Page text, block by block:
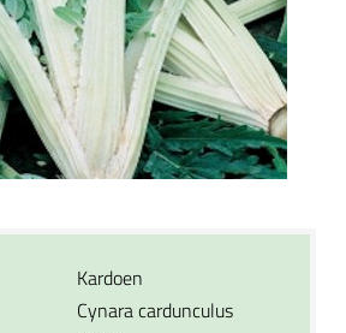
Kardoen
Cynara cardunculus